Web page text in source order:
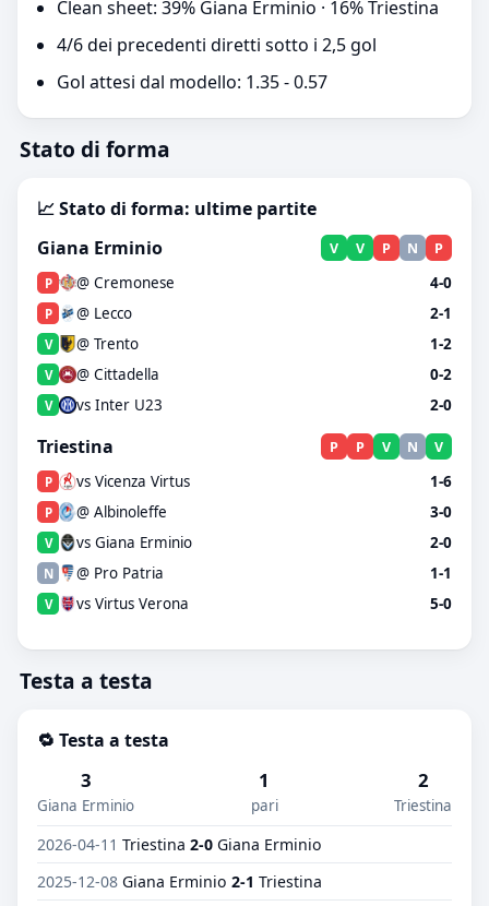
Clean sheet: 39% Giana Erminio · 16% Triestina
4/6 dei precedenti diretti sotto i 2,5 gol
Gol attesi dal modello: 1.35 - 0.57
Stato di forma
📈 Stato di forma: ultime partite
Giana Erminio
V V P N P
P @ Cremonese 4-0
P @ Lecco 2-1
V @ Trento 1-2
V @ Cittadella 0-2
V vs Inter U23 2-0
Triestina P P V N V
P vs Vicenza Virtus 1-6
P @ Albinoleffe 3-0
V vs Giana Erminio 2-0
N @ Pro Patria 1-1
V vs Virtus Verona 5-0
Testa a testa
🔁 Testa a testa
3
Giana Erminio
1
pari
2
Triestina
2026-04-11 Triestina 2-0 Giana Erminio
2025-12-08 Giana Erminio 2-1 Triestina